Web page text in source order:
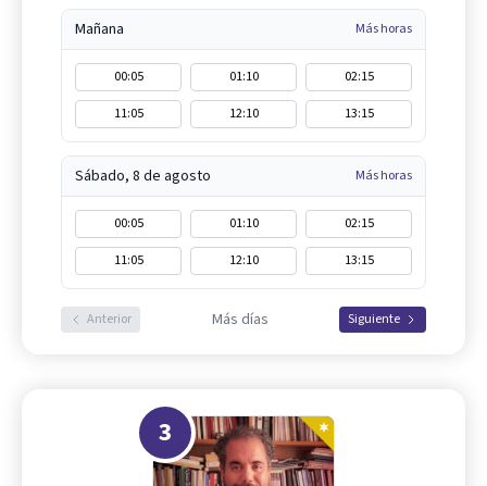
Mañana Más horas
00:05 01:10
02:15
11:05
12:10 13:15
Sábado, 8 de agosto Más horas
00:05 01:10
02:15
11:05
12:10 13:15
Anterior Más días Siguiente
3